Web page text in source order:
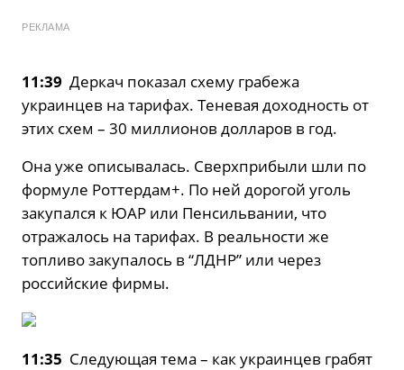
РЕКЛАМА
11:39 Деркач показал схему грабежа
украинцев на тарифах. Теневая доходность от
этих схем – 30 миллионов долларов в год.
Она уже описывалась. Сверхприбыли шли по
формуле Роттердам+. По ней дорогой уголь
закупался к ЮАР или Пенсильвании, что
отражалось на тарифах. В реальности же
топливо закупалось в “ЛДНР” или через
российские фирмы.
11:35 Следующая тема – как украинцев грабят